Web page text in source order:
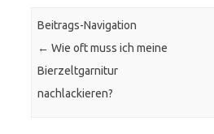
Beitrags-Navigation
← Wie oft muss ich meine
Bierzeltgarnitur
nachlackieren?